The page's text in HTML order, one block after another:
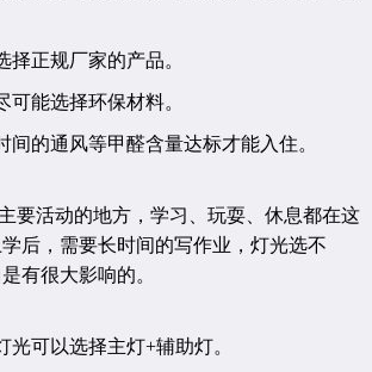
择正规厂家的产品。
可能选择环保材料。
间的通风等甲醛含量达标才能入住。
要活动的地方，学习、玩耍、休息都在这
后，需要长时间的写作业，灯光选不
有很大影响的。
光可以选择主灯+辅助灯。